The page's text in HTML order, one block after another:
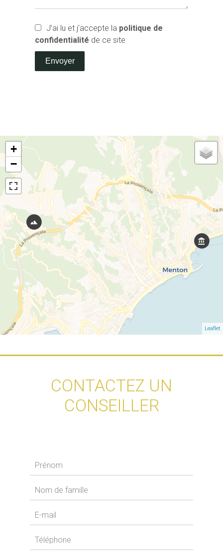
J’ai lu et j'accepte la politique de
confidentialité de ce site
Envoyer
+
−
Leaflet
CONTACTEZ UN
CONSEILLER